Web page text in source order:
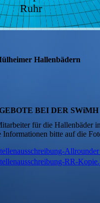
Ruhr
Hallenbädern
BEI DER SWiMH
für die Hallenbäder
Informationen bitte auf die
RR-